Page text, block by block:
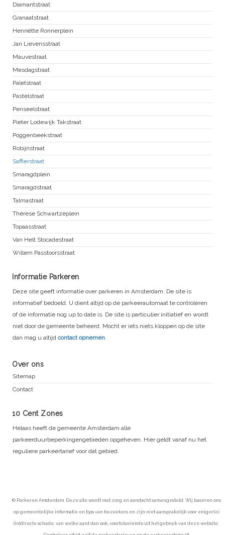
Diamantstraat
Granaatstraat
Henriëtte Ronnerplein
Jan Lievensstraat
Mauvestraat
Mesdagstraat
Paletstraat
Pastelstraat
Penseelstraat
Pieter Lodewijk Takstraat
Poggenbeekstraat
Robijnstraat
Saffierstraat
Smaragdplein
Smaragdstraat
Talmastraat
Thérèse Schwartzeplein
Topaasstraat
Van Helt Stocadestraat
Willem Passtoorsstraat
Informatie Parkeren
Deze site geeft informatie over parkeren in Amsterdam. De site is
informatief bedoeld. U dient altijd op de parkeerautomaat te controleren
of de informatie nog up to date is. De site is particulier initiatief en wordt
niet door de gemeente beheerd. Mocht er iets niets kloppen op de site
dan mag u altijd contact opnemen
Over ons
Sitemap
Contact
10 Cent Zones
Helaas heeft de gemeente Amsterdam alle
parkeerduurbeperkingengebieden opgeheven. Hier geldt vanaf nu het
reguliere parkeertarief voor dat gebied.
© Parkeren Amsterdam. Deze site wordt met zorg en aandacht samengesteld. Wij baseren ons
op gemeentelijke informatie en tips van bezoekers en zijn niet aansprakelijk voor enigerlei
(in)directe schade, van welke aard dan ook, voortvloeiende uit het gebruik van deze website.